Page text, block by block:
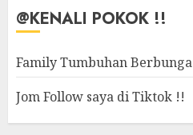
@KENALI POKOK !!
Family Tumbuhan Berbunga
Jom Follow saya di Tiktok !!